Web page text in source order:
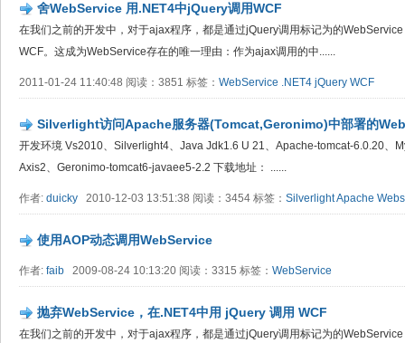
舍WebService 用.NET4中jQuery调用WCF
在我们之前的开发中，对于ajax程序，都是通过jQuery调用标记为的
WCF。这成为WebService存在的唯一理由：作为ajax调用的中......
2011-01-24 11:40:48 阅读：3851 标签： WebService .NET4 jQuery WCF
Silverlight访问Apache服务器(Tomcat,Geronimo)中部署的
开发环境 Vs2010、Silverlight4、Java Jdk1.6 U 21、Apache-tomcat-6.0.20、
Axis2、Geronimo-tomcat6-javaee5-2.2 下载地址： ......
作者: duicky 2010-12-03 13:51:38 阅读：3454 标签： SilverlightApache
使用AOP动态调用WebService
作者: faib 2009-08-24 10:13:20 阅读：3315 标签： WebService
抛弃WebService，在.NET4中用 jQuery 调用 WCF
在我们之前的开发中，对于ajax程序，都是通过jQuery调用标记为的